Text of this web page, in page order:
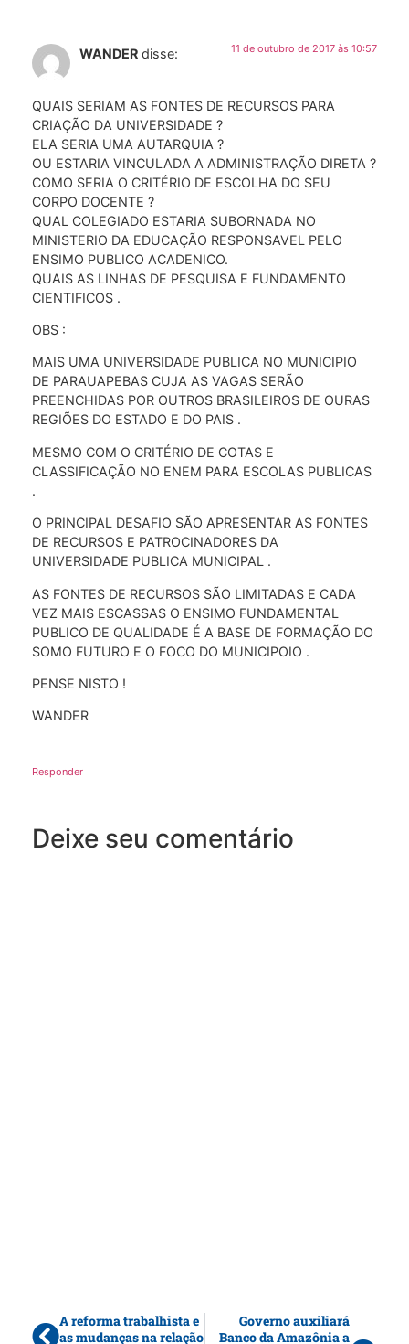
WANDER disse: 11 de outubro de 2017 às 10:57
QUAIS SERIAM AS FONTES DE RECURSOS PARA
CRIAÇÃO DA UNIVERSIDADE ?
ELA SERIA UMA AUTARQUIA ?
OU ESTARIA VINCULADA A ADMINISTRAÇÃO DIRETA ?
COMO SERIA O CRITÉRIO DE ESCOLHA DO SEU
CORPO DOCENTE ?
QUAL COLEGIADO ESTARIA SUBORNADA NO
MINISTERIO DA EDUCAÇÃO RESPONSAVEL PELO
ENSIMO PUBLICO ACADENICO.
QUAIS AS LINHAS DE PESQUISA E FUNDAMENTO
CIENTIFICOS .
OBS :
MAIS UMA UNIVERSIDADE PUBLICA NO MUNICIPIO
DE PARAUAPEBAS CUJA AS VAGAS SERÃO
PREENCHIDAS POR OUTROS BRASILEIROS DE OURAS
REGIÕES DO ESTADO E DO PAIS .
MESMO COM O CRITÉRIO DE COTAS E
CLASSIFICAÇÃO NO ENEM PARA ESCOLAS PUBLICAS
.
O PRINCIPAL DESAFIO SÃO APRESENTAR AS FONTES
DE RECURSOS E PATROCINADORES DA
UNIVERSIDADE PUBLICA MUNICIPAL .
AS FONTES DE RECURSOS SÃO LIMITADAS E CADA
VEZ MAIS ESCASSAS O ENSIMO FUNDAMENTAL
PUBLICO DE QUALIDADE É A BASE DE FORMAÇÃO DO
SOMO FUTURO E O FOCO DO MUNICIPOIO .
PENSE NISTO !
WANDER
Responder
Deixe seu comentário
A reforma trabalhista e
as mudanças na relação
Governo auxiliará
Banco da Amazônia a